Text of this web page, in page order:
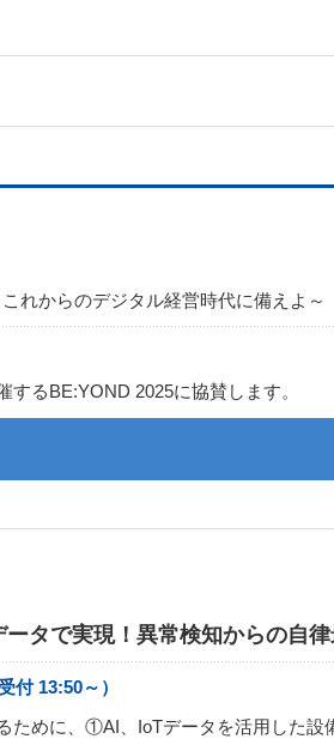
れからのデジタル経営時代に備えよ～
るBE:YOND 2025に協賛します。
タで実現！異常検知からの自
13:50～）
ために、①AI、IoTデータを活用した